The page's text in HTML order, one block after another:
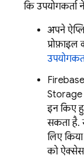
कि उपयोगकर्ता
अपने
प्रोफ़ाइल
Storage
इन किए
सकता है.
लिए
को